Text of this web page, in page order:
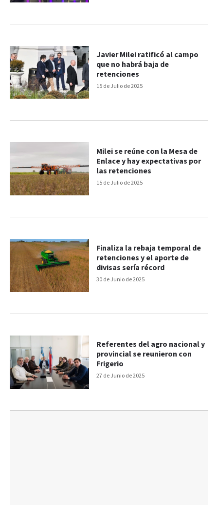
15 de Julio de 2025
Javier Milei ratificó al campo
que no habrá baja de
retenciones
15 de Julio de 2025
Milei se reúne con la Mesa de
Enlace y hay expectativas por
las retenciones
30 de Junio de 2025
Finaliza la rebaja temporal de
retenciones y el aporte de
divisas sería récord
27 de Junio de 2025
Referentes del agro nacional y
provincial se reunieron con
Frigerio